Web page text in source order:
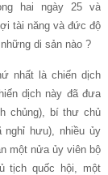
hai ngày 25 và
tài năng và đức độ
di sản nào ?
nhất là chiến dịch
dịch này đã đưa
chủng), bí thư chủ
hưu), nhiều ủy
một nửa ủy viên bộ
tịch quốc hội, một